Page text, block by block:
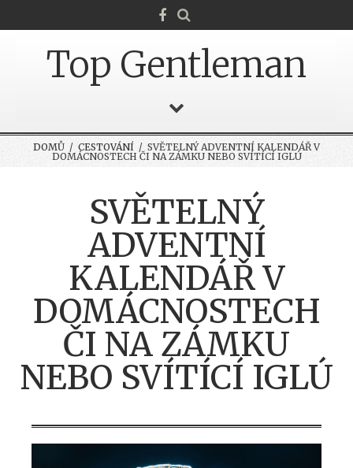
Top Gentleman
DOMŮ / CESTOVÁNÍ / SVĚTELNÝ ADVENTNÍ KALENDÁŘ V
DOMÁCNOSTECH ČI NA ZÁMKU NEBO SVÍTÍCÍ IGLÚ
SVĚTELNÝ
ADVENTNÍ
KALENDÁŘ V
DOMÁCNOSTECH
ČI NA ZÁMKU
NEBO SVÍTÍCÍ IGLÚ